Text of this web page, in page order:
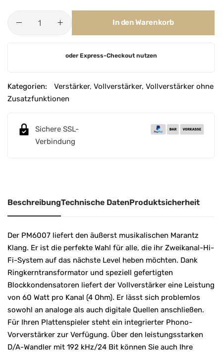
In den Warenkorb
e
r
oder Express-Checkout nutzen
Kategorien: Verstärker, Vollverstärker, Vollverstärker ohne
Zusatzfunktionen
Sichere SSL-
Verbindung
BeschreibungTechnische DatenProduktsicherheit
Der PM6007 liefert den äußerst musikalischen Marantz
Klang. Er ist die perfekte Wahl für alle, die ihr Zweikanal-Hi-
Fi-System auf das nächste Level heben möchten. Dank
Ringkerntransformator und speziell gefertigten
Blockkondensatoren liefert der Vollverstärker eine Leistung
von 60 Watt pro Kanal (4 Ohm). Er lässt sich problemlos
sowohl an analoge als auch digitale Quellen anschließen.
Für Ihren Plattenspieler steht ein integrierter Phono-
Vorverstärker zur Verfügung. Über den leistungsstarken
D/A-Wandler mit 192 kHz/24 Bit können Sie auch Ihre